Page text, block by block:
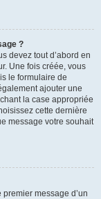
?
devez tout d’abord en
Une fois créée, vous
le formulaire de
ajouter une
la case appropriée
cette dernière
message votre souhait
message d’un